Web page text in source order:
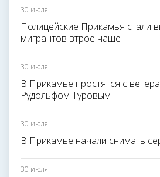
30 июля
Полицейские Прикамья стали
мигрантов втрое чаще
30 июля
В Прикамье простятся с
Рудольфом Туровым
30 июля
В Прикамье начали снимать
30 июля